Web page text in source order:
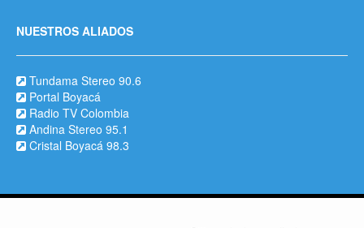
NUESTROS ALIADOS
Tundama Stereo 90.6
Portal Boyacá
Radio TV Colombia
Andina Stereo 95.1
Cristal Boyacá 98.3